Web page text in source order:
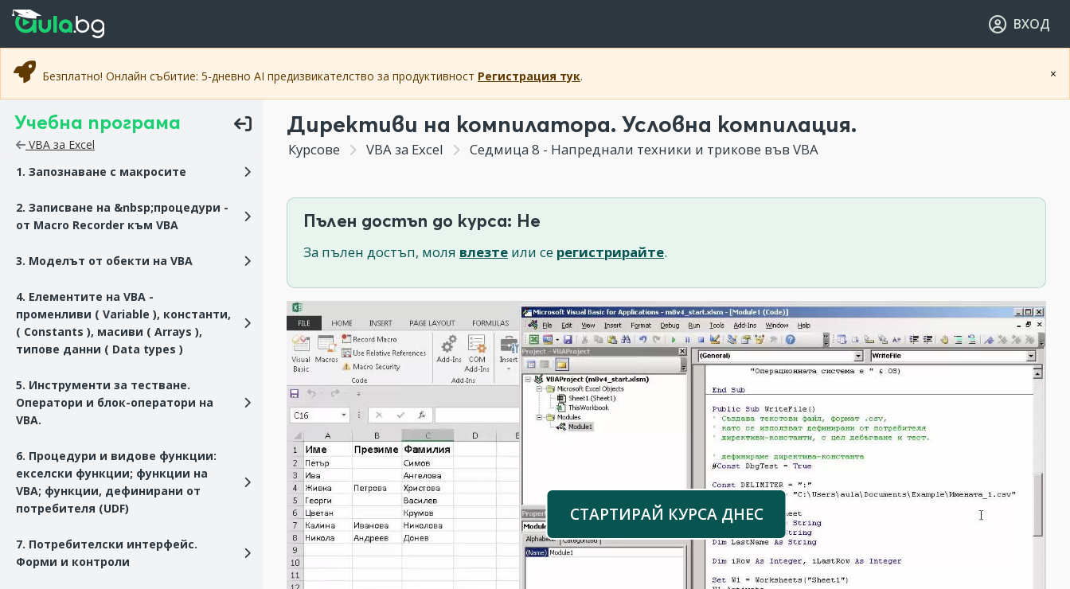
Прескочи към основното съдържание
Прескочи към навигацията
ВХОД
×
Безплатно! Онлайн събитие: 5-дневно AI предизвикателство за продуктивност Регистрация тук.
Учебна програма
VBA за Excel
1. Запознаване с макросите
2. Записване на &nbsp;процедури -
от Macro Recorder към VBA
3. Моделът от обекти на VBA
4. Елементите на VBA -
променливи ( Variable ), константи,
( Constants ), масиви ( Arrays ),
типове данни ( Data types )
5. Инструменти за тестване.
Оператори и блок-оператори на
VBA.
6. Процедури и видове функции:
екселски функции; функции на
VBA; функции, дефинирани от
потребителя (UDF)
7. Потребителски интерфейс.
Форми и контроли
Директиви на компилатора. Условна компилация.
Курсове VBA за Excel Седмица 8 - Напреднали техники и трикове във VBA
Пълен достъп до курса: Не
За пълен достъп, моля влезте или се регистрирайте.
СТАРТИРАЙ КУРСА ДНЕС